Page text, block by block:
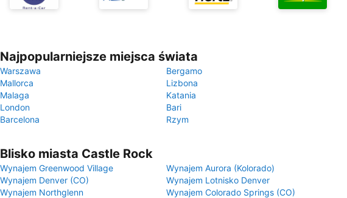
Najpopularniejsze miejsca świata
Warszawa
Bergamo
Mallorca
Lizbona
Malaga
Katania
London
Bari
Barcelona
Rzym
Blisko miasta Castle Rock
Wynajem Greenwood Village
Wynajem Aurora (Kolorado)
Wynajem Denver (CO)
Wynajem Lotnisko Denver
Wynajem Northglenn
Wynajem Colorado Springs (CO)